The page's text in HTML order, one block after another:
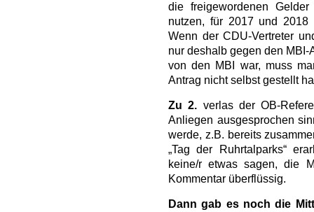
die freigewordenen
nutzen, für 2017 und
Wenn der CDU-Vertreter
nur deshalb gegen den
von den MBI war, muss
Antrag nicht selbst gestellt
Zu 2. verlas der OB-
Anliegen ausgesprochen
werde, z.B. bereits
„Tag der Ruhrtalparks“
keine/r etwas sagen, die
Kommentar überflüssig.
Dann gab es noch die